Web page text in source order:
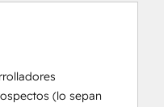
(lo sepan